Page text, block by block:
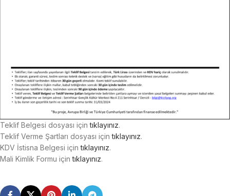
Teklif Belgesi dosyası içintıklayınız.
Teklif Verme Şartları dosyası içintıklayınız.
KDV İstisna Belgesi içintıklayınız.
Mali Kimlik Formu içintıklayınız.